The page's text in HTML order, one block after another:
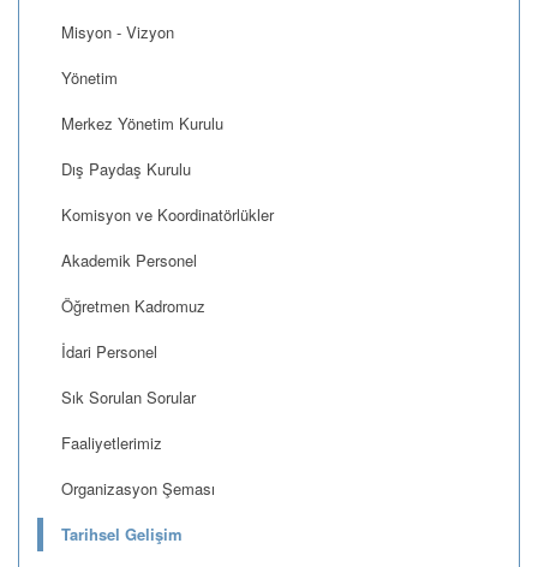
Misyon - Vizyon
Yönetim
Merkez Yönetim Kurulu
Dış Paydaş Kurulu
Komisyon ve Koordinatörlükler
Akademik Personel
Öğretmen Kadromuz
İdari Personel
Sık Sorulan Sorular
Faaliyetlerimiz
Organizasyon Şeması
Tarihsel Gelişim